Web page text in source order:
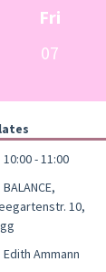
Fri
07
10:00 - 11:00
BALANCE,
10,
Edith Ammann